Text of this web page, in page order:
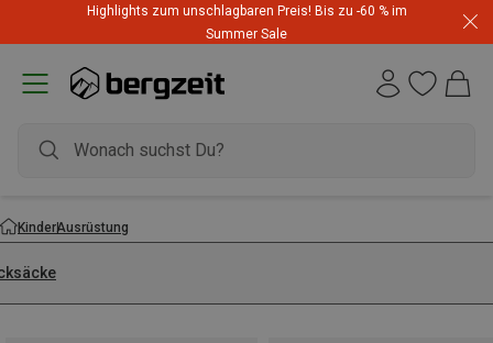
Highlights zum unschlagbaren Preis! Bis zu -60 % im
Summer Sale
KinderAusrüstung